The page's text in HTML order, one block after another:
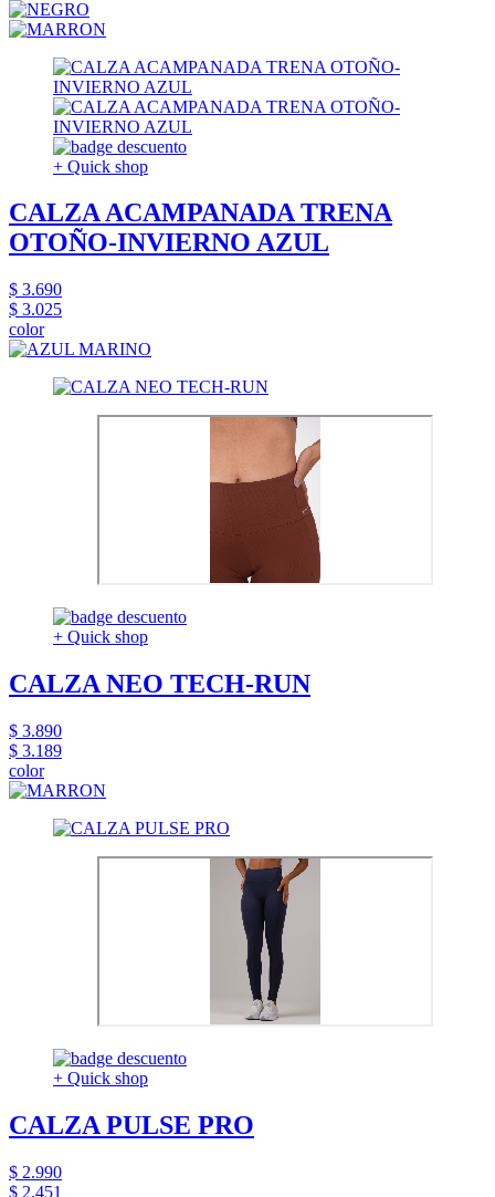
+ Quick shop
CALZA ACAMPANADA TRENA
OTOÑO-INVIERNO AZUL
$ 3.690
$ 3.025
color
+ Quick shop
CALZA NEO TECH-RUN
$ 3.890
$ 3.189
color
+ Quick shop
CALZA PULSE PRO
$ 2.990
$ 2.451